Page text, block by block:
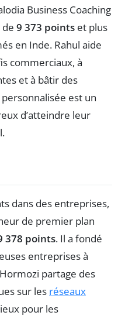
Business Coaching
de 9 373 points et plus
en Inde. Rahul aide
commerciaux, à
et à bâtir des
est un
d’atteindre leur
dans des entreprises,
de premier plan
378 points. Il a fondé
entreprises à
partage des
sur les réseaux
pour les